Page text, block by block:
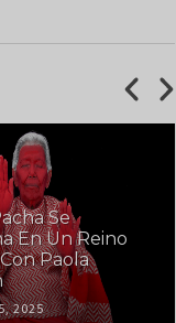
Se
En Un Reino
Paola
2025